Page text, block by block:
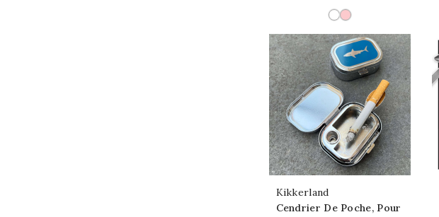
Kikkerland
Cendrier De Poche, Pour